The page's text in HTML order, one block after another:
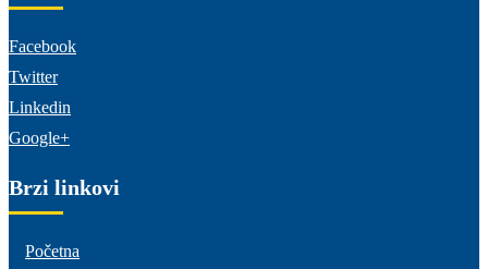
Facebook
Twitter
Linkedin
Google+
Brzi linkovi
Početna